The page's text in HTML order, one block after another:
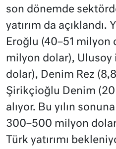
son dönemde
yatırım da açıklandı.
Eroğlu (40–51 milyon
milyon dolar), Ulusoy
dolar), Denim Rez
Şirikçioğlu Denim
alıyor. Bu yılın
300–500 milyon
Türk yatırımı